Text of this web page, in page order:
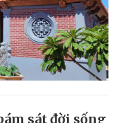
sát đời sống